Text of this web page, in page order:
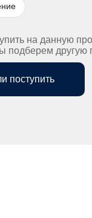
на данную
подберем другую
поступить